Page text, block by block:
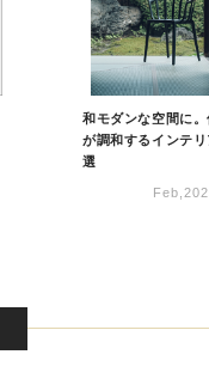
和モダンな空間に
が調和するインテ
選